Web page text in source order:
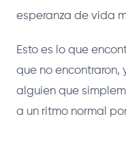
esperanza de vida
Esto es lo que
que no
alguien que
a un ritmo normal